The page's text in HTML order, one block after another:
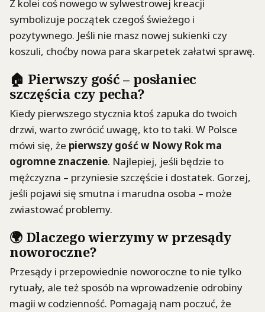
Z kolei coś nowego w sylwestrowej kreacji
symbolizuje początek czegoś świeżego i
pozytywnego. Jeśli nie masz nowej sukienki czy
koszuli, choćby nowa para skarpetek załatwi sprawę.
🏠 Pierwszy gość – posłaniec
szczęścia czy pecha?
Kiedy pierwszego stycznia ktoś zapuka do twoich
drzwi, warto zwrócić uwagę, kto to taki. W Polsce
mówi się, że pierwszy gość w Nowy Rok ma
ogromne znaczenie. Najlepiej, jeśli będzie to
mężczyzna – przyniesie szczęście i dostatek. Gorzej,
jeśli pojawi się smutna i marudna osoba – może
zwiastować problemy.
🌍 Dlaczego wierzymy w przesądy
noworoczne?
Przesądy i przepowiednie noworoczne to nie tylko
rytuały, ale też sposób na wprowadzenie odrobiny
magii w codzienność. Pomagają nam poczuć, że